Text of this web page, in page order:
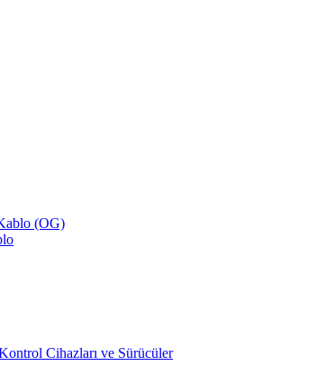
(OG)
Cihazları ve Sürücüler